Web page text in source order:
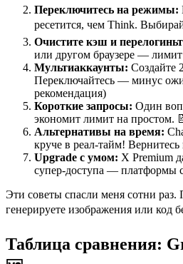
Переключитесь на режимы:
ресетится, чем Think.
Очистите кэш и
или другом браузере — лимит
Мультиаккаунты: Создайте
Переключайтесь — минус
рекомендация)
Короткие запросы: Один
экономит лимит на простом.
Альтернативы на время:
круче в реал-тайм! Вернитесь
Upgrade с умом: X Premium
супер-доступа — платформы
Эти советы спасли меня сотни раз.
генерируете изображения или код
Таблица сравнения: